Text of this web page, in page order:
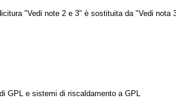
"Vedi note 2 e 3" è sostituita da "Vedi nota
GPL e sistemi di riscaldamento a GPL